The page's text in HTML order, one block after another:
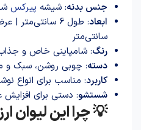
جنس بدنه: شیشه پیرکس
ابعاد
سانتی‌متر
رنگ: شامپاینی خاص و
دسته: چوبی روشن، سبک و
کاربرد: مناسب برای انواع
شستشو: دستی برای
💡 چرا این لیوان